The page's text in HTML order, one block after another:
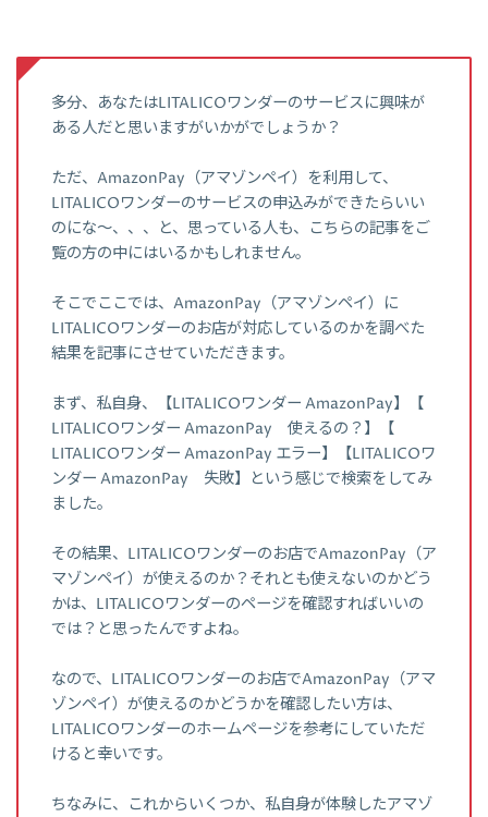
多分、あなたはLITALICOワンダーのサービスに興味が
ある人だと思いますがいかがでしょうか？
ただ、AmazonPay（アマゾンペイ）を利用して、
LITALICOワンダーのサービスの申込みができたらいい
のにな～、、、と、思っている人も、こちらの記事をご
覧の方の中にはいるかもしれません。
そこでここでは、AmazonPay（アマゾンペイ）に
LITALICOワンダーのお店が対応しているのかを調べた
結果を記事にさせていただきます。
まず、私自身、【LITALICOワンダー AmazonPay】【
LITALICOワンダー AmazonPay 使えるの？】【
LITALICOワンダー AmazonPay エラー】【LITALICOワ
ンダー AmazonPay 失敗】という感じで検索をしてみ
ました。
その結果、LITALICOワンダーのお店でAmazonPay（ア
マゾンペイ）が使えるのか？それとも使えないのかどう
かは、LITALICOワンダーのページを確認すればいいの
では？と思ったんですよね。
なので、LITALICOワンダーのお店でAmazonPay（アマ
ゾンペイ）が使えるのかどうかを確認したい方は、
LITALICOワンダーのホームページを参考にしていただ
けると幸いです。
ちなみに、これからいくつか、私自身が体験したアマゾ